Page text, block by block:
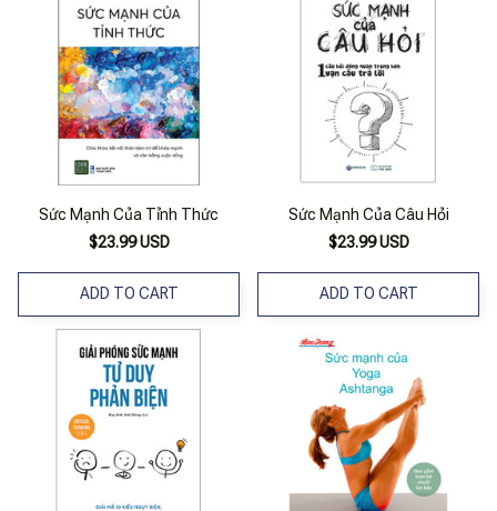
Sức Mạnh Của Tỉnh Thức
$23.99 USD
ADD TO CART
Sức Mạnh Của Câu Hỏi
$23.99 USD
ADD TO CART